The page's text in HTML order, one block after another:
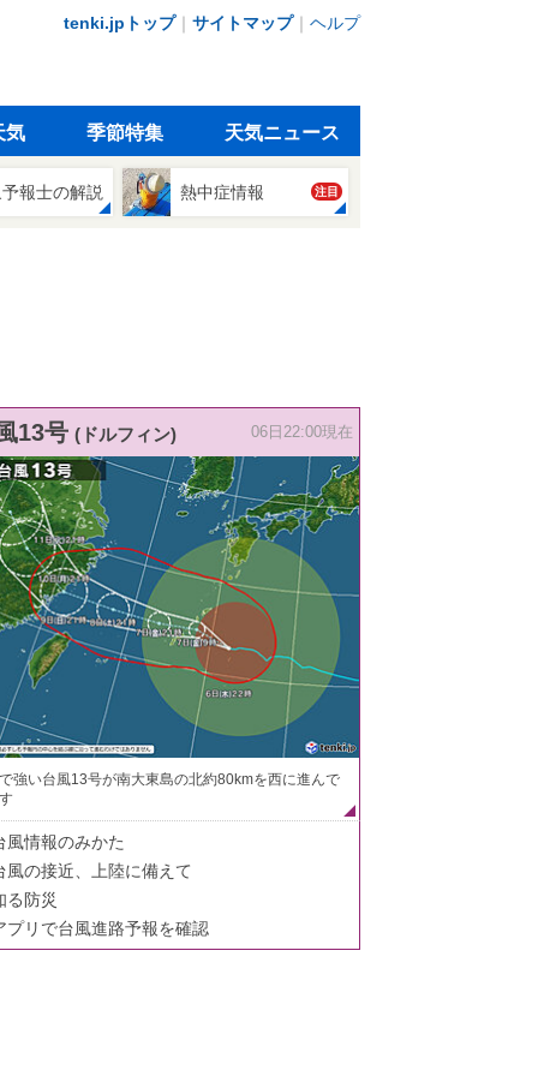
tenki.jpトップ｜ サイトマップ｜ ヘルプ
気 季節特集 天気ニュース
報士の解説 熱中症情報 注目
13号 (ドルフィン) 06日22:00現在
強い台風13号が南大東島の北約80kmを西に進んで
風情報のみかた
風の接近、上陸に備えて
る防災
プリで台風進路予報を確認